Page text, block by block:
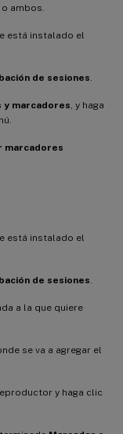
ambos.
está instalado el
de sesiones
y marcadores , y haga
marcadores
está instalado el
de sesiones
a la que quiere
se va a agregar el
y haga clic